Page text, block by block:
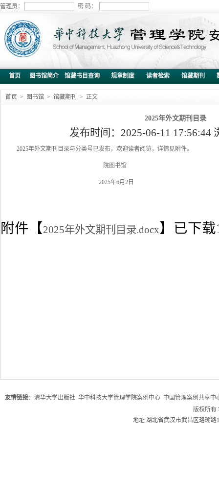
管理员： 密 码：
首页 图书馆简介 馆藏书目查询 规章制度 读者检索 馆藏期刊
首页 > 图书馆 > 馆藏期刊 > 正文
2025年外文期刊目录
发布时间：2025-06-11 17:56:44
2025年外文期刊目录与分类号已发布，欢迎读者阅览，详情见附件。
院图书馆
2025年6月2日
附件【 2025年外文期刊目录.docx】已下载
友情链接： 清华大学出版社 华中科技大学管理学院案例中心 中国管理案例共享中
版权所有
地址 湖北省武汉市武昌区珞瑜路